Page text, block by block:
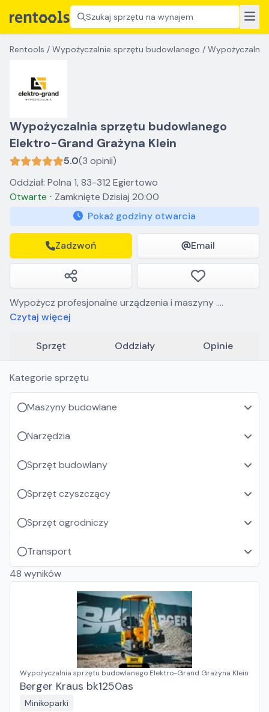
Szukaj sprzętu na wynajem
Rentools / Wypożyczalnie sprzętu budowlanego /
Wypożyczalnia sprzętu budowlanego
Elektro-Grand Grażyna Klein
5.0(3 opinii)
Oddział: Polna 1, 83-312 Egiertowo
Otwarte ⋅ Zamknięte Dzisiaj 20:00
Pokaż godziny otwarcia
Zadzwoń Email
Wypożycz profesjonalne urządzenia i maszyny .
Bazujemy na markowym w pełni sprawnym sprzęcie.
maszyny budowlane *Sprzęt ogrodowy *urządzenia
piorąco-myjące
Czytaj więcej
Sprzęt Oddziały Opinie
Kategorie sprzętu
Maszyny budowlane
Narzędzia
Sprzęt budowlany
Sprzęt czyszczący
Sprzęt ogrodniczy
Transport
48 wyników
Wypożyczalnia sprzętu budowlanego Elektro-Grand Grażyna Klein
Berger Kraus bk1250as
Minikoparki